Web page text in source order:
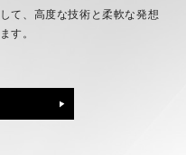
の完了について
のお知らせ
て、高度な技術と柔軟な発想
す。